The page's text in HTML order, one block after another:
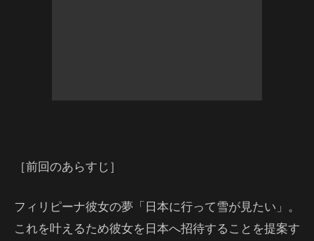
［前回のあらすじ］
フィリピーナ彼女の夢「日本に行って雪が見たい」。
これを叶えるため彼女を日本へ招待することを提案す